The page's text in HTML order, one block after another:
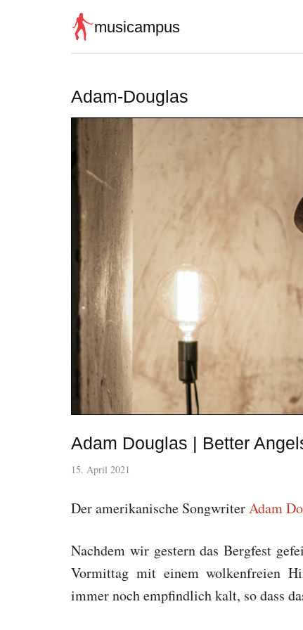
musicampus
Adam-Douglas
Adam Douglas | Better
15. April 2021
Der amerikanische SongwriterAdam
Nachdem wir gestern das Bergfest
Vormittag mit einem wolkenfreien
immer noch empfindlich kalt, so dass